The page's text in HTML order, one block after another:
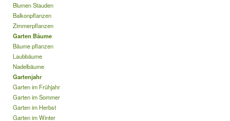
Blumen Stauden
Balkonpflanzen
Zimmerpflanzen
Garten Bäume
Bäume pflanzen
Laubbäume
Nadelbäume
Gartenjahr
Garten im Frühjahr
Garten im Sommer
Garten im Herbst
Garten im Winter